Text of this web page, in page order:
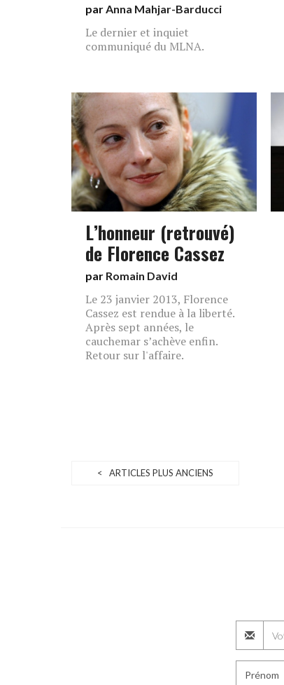
parAnna Mahjar-Barducci
Le dernier et inquiet
communiqué du MLNA.
L’honneur (retrouvé)
de Florence Cassez
par Romain David
Le 23 janvier 2013, Florence
Cassez est rendue à la liberté.
Après sept années, le
cauchemar s’achève enfin.
Retour sur l'affaire.
< ARTICLES PLUS ANCIENS
Prénom